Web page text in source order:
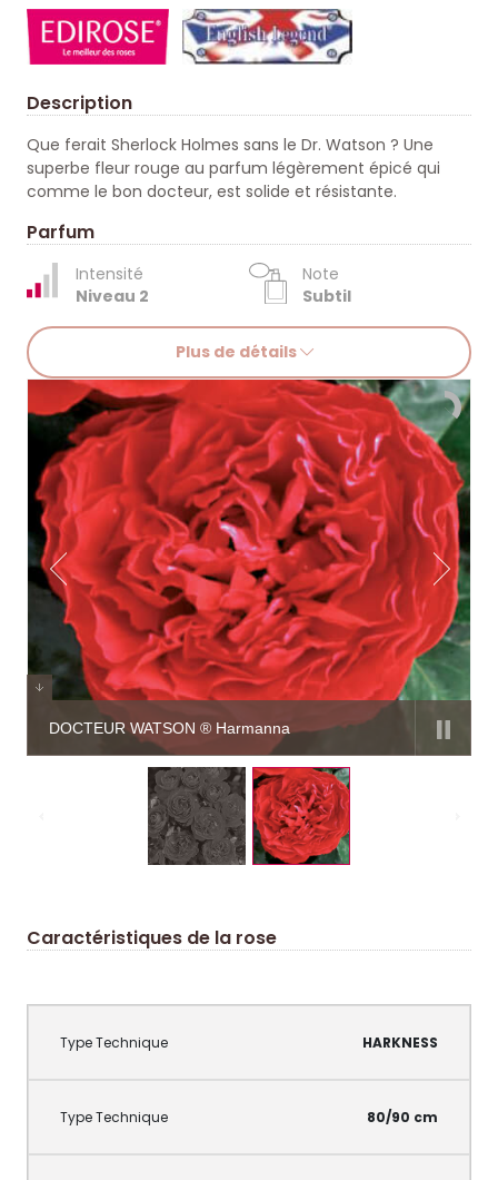
Description
Que ferait Sherlock Holmes sans le Dr. Watson ? Une
superbe fleur rouge au parfum légèrement épicé qui
comme le bon docteur, est solide et résistante.
Parfum
Intensité
Niveau 2
Note
Subtil
Plus de détails
DOCTEUR WATSON ® Harmanna
Caractéristiques de la rose
HARKNESS
80/90 cm